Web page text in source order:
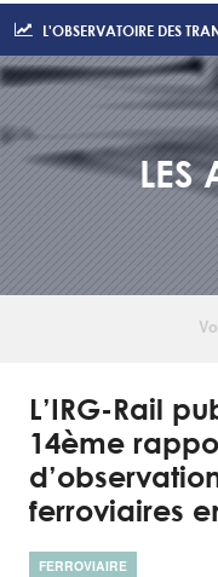
L'OBSERVATOIRE DES
LES
L’IRG-Rail
14ème
ferroviaires
FERROVIAIRE